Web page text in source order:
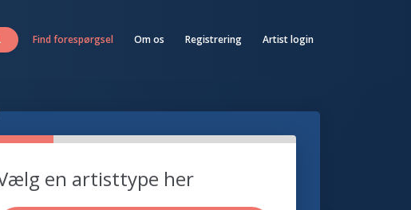
Find forespørgsel Om os Registrering Artist login
en artisttype her